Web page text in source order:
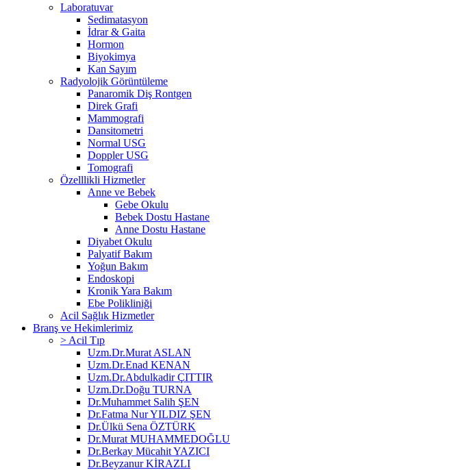
Laboratuvar
Sedimatasyon
İdrar & Gaita
Hormon
Biyokimya
Kan Sayım
Radyolojik Görüntüleme
Panaromik Diş Rontgen
Direk Grafi
Mammografi
Dansitometri
Normal USG
Doppler USG
Tomografi
Özelllikli Hizmetler
Anne ve Bebek
Gebe Okulu
Bebek Dostu Hastane
Anne Dostu Hastane
Diyabet Okulu
Palyatif Bakım
Yoğun Bakım
Endoskopi
Kronik Yara Bakım
Ebe Polikliniği
Acil Sağlık Hizmetler
Branş ve Hekimlerimiz
> Acil Tıp
Uzm.Dr.Murat ASLAN
Uzm.Dr.Enad KENAN
Uzm.Dr.Abdulkadir ÇITTIR
Uzm.Dr.Doğu TURNA
Dr.Muhammet Salih ŞEN
Dr.Fatma Nur YILDIZ ŞEN
Dr.Ülkü Sena ÖZTÜRK
Dr.Murat MUHAMMEDOĞLU
Dr.Berkay Mücahit YAZICI
Dr.Beyzanur KİRAZLI